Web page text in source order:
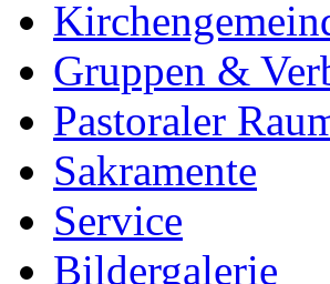
Gruppen &
Pastoraler
Sakramente
Service
Bildergalerie